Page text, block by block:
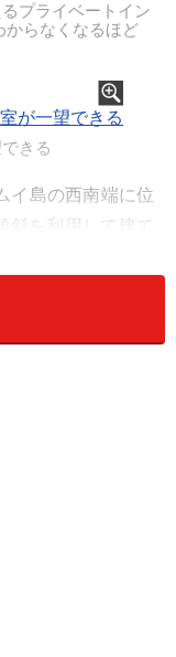
プライベートイン
からなくなるほど
きる
イ島の西南端に位
斜を利用して建て
り、インパクトの
リゾートならでは
してしまうラグジ